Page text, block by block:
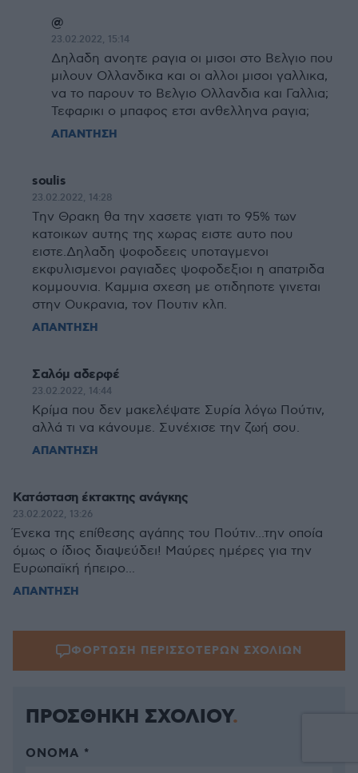
@
23.02.2022, 15:14
Δηλαδη ανοητε ραγια οι μισοι στο Βελγιο που
μιλουν Ολλανδικα και οι αλλοι μισοι γαλλικα,
να το παρουν το Βελγιο Ολλανδια και Γαλλια;
Τεφαρικι ο μπαφος ετσι ανθελληνα ραγια;
ΑΠΑΝΤΗΣΗ
soulis
23.02.2022, 14:28
Την Θρακη θα την χασετε γιατι το 95% των
κατοικων αυτης της χωρας ειστε αυτο που
ειστε.Δηλαδη ψοφοδεεις υποταγμενοι
εκφυλισμενοι ραγιαδες ψοφοδεξιοι η απατριδα
κομμουνια. Kαμμια σχεση με οτιδηποτε γινεται
στην Ουκρανια, τον Πουτιν κλπ.
ΑΠΑΝΤΗΣΗ
Σαλόμ αδερφέ
23.02.2022, 14:44
Κρίμα που δεν μακελέψατε Συρία λόγω Πούτιν,
αλλά τι να κάνουμε. Συνέχισε την ζωή σου.
ΑΠΑΝΤΗΣΗ
Κατάσταση έκτακτης ανάγκης
23.02.2022, 13:26
Ένεκα της επίθεσης αγάπης του Πούτιν...την οποία
όμως ο ίδιος διαψεύδει! Μαύρες ημέρες για την
Ευρωπαϊκή ήπειρο...
ΑΠΑΝΤΗΣΗ
ΦΟΡΤΩΣΗ ΠΕΡΙΣΣΟΤΕΡΩΝ ΣΧΟΛΙΩΝ
ΠΡΟΣΘΗΚΗ ΣΧΟΛΙΟΥ
ΌΝΟΜΑ *